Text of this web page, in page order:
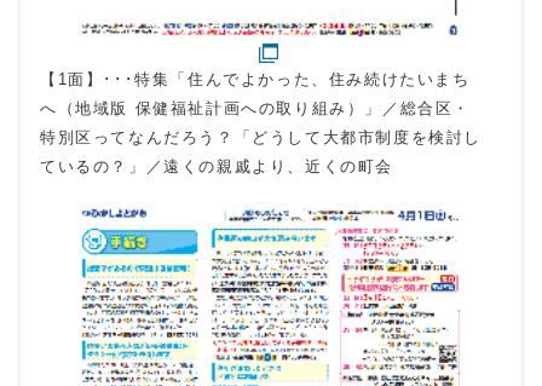
【1面】･･･特集「住んでよかった、住み続けたいまち
へ（地域版 保健福祉計画への取り組み）」／総合区・
特別区ってなんだろう？「どうして大都市制度を検討し
ているの？」／遠くの親戚より、近くの町会